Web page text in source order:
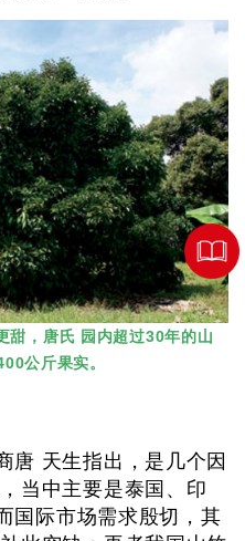
甜，唐氏 园内超过30年的山
公斤果实。
唐 天生指出，是几个因
当中主要是泰国、印
国际市场需求殷切，其